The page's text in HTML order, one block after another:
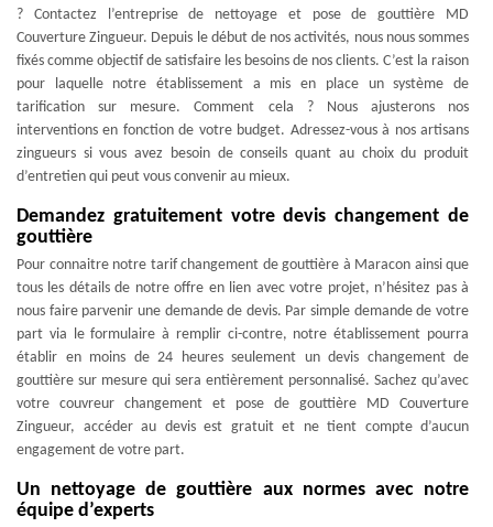
? Contactez l’entreprise de nettoyage et pose de gouttière MD
Couverture Zingueur. Depuis le début de nos activités, nous nous sommes
fixés comme objectif de satisfaire les besoins de nos clients. C’est la raison
pour laquelle notre établissement a mis en place un système de
tarification sur mesure. Comment cela ? Nous ajusterons nos
interventions en fonction de votre budget. Adressez-vous à nos artisans
zingueurs si vous avez besoin de conseils quant au choix du produit
d’entretien qui peut vous convenir au mieux.
Demandez gratuitement votre devis changement de
gouttière
Pour connaitre notre tarif changement de gouttière à Maracon ainsi que
tous les détails de notre offre en lien avec votre projet, n’hésitez pas à
nous faire parvenir une demande de devis. Par simple demande de votre
part via le formulaire à remplir ci-contre, notre établissement pourra
établir en moins de 24 heures seulement un devis changement de
gouttière sur mesure qui sera entièrement personnalisé. Sachez qu’avec
votre couvreur changement et pose de gouttière MD Couverture
Zingueur, accéder au devis est gratuit et ne tient compte d’aucun
engagement de votre part.
Un nettoyage de gouttière aux normes avec notre
équipe d’experts